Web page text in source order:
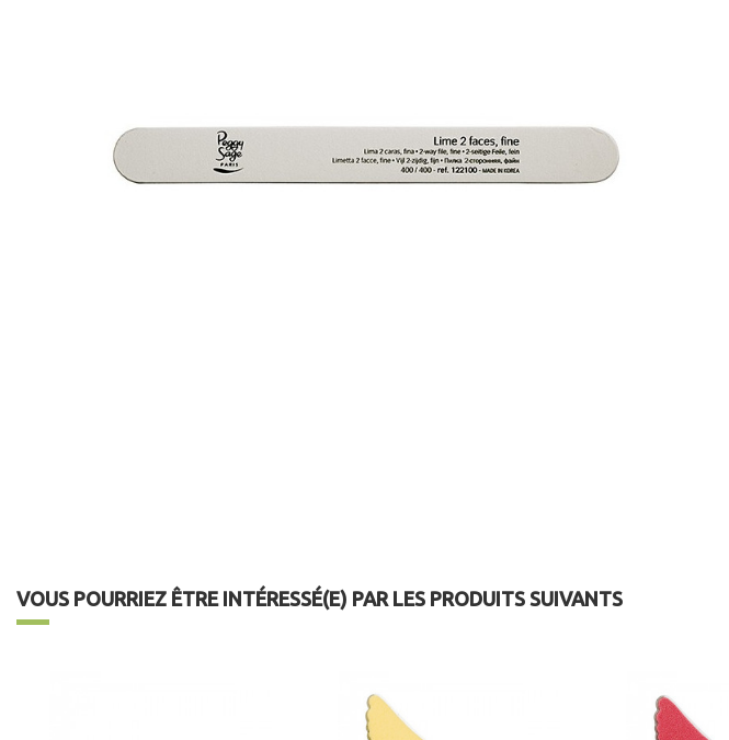
VOUS POURRIEZ ÊTRE INTÉRESSÉ(E) PAR LES PRODUITS SUIVANTS